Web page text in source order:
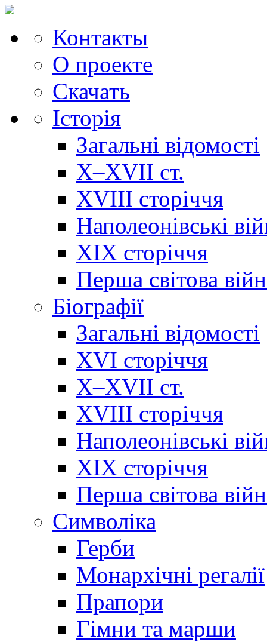
Контакты
О проекте
Скачать
Історія
Загальні відомості
X–XVII ст.
XVIII сторіччя
Наполеонівські
XIX сторіччя
Перша світова
Біографії
Загальні відомості
XVI сторіччя
X–XVII ст.
XVIII сторіччя
Наполеонівські
XIX сторіччя
Перша світова
Cимволіка
Герби
Монархічні регалії
Прапори
Гімни та марши